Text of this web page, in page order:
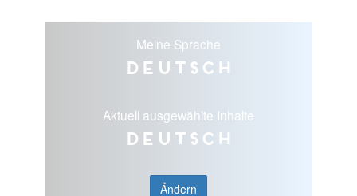
Meine Sprache
Deutsch
Aktuell ausgewählte Inhalte
Deutsch
Ändern